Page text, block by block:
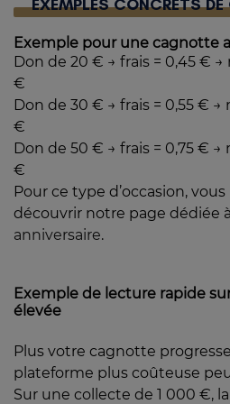
EXEMPLES CONCRETS
Exemple pour une cagnotte
Don de 20 € → frais = 0,45 € →
€
Don de 30 € → frais = 0,55 €
€
Don de 50 € → frais = 0,75 €
€
Pour ce type d’occasion,
découvrir notre page dédiée
anniversaire.
Exemple de lecture rapide
élevée
Plus votre cagnotte
plateforme plus coûteuse
Sur une collecte de 1 000 €,